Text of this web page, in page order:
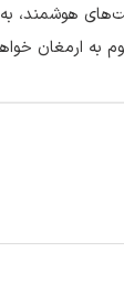
به ارمغان